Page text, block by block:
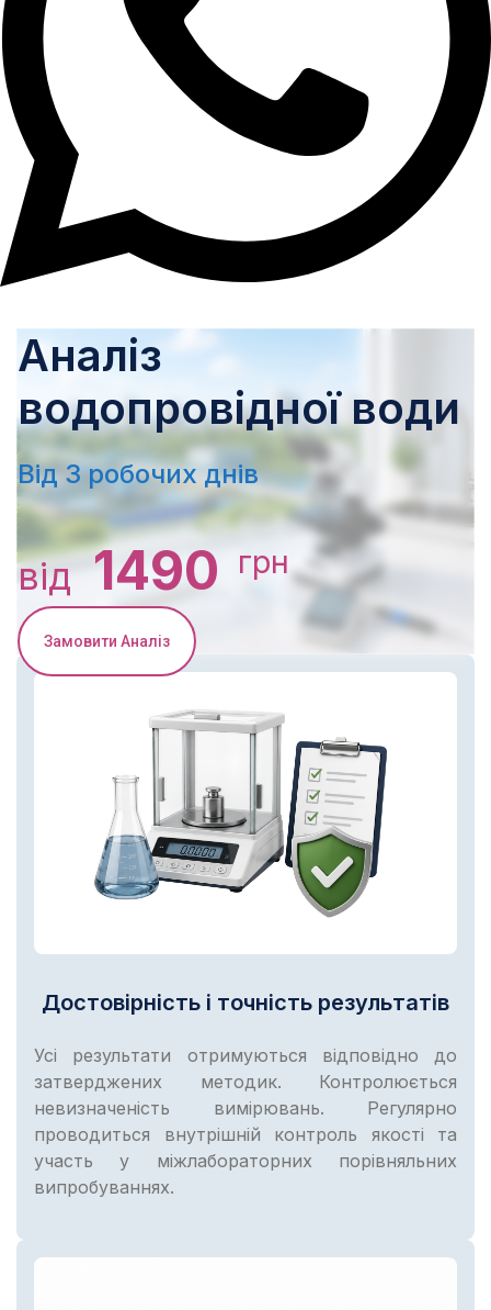
Аналіз
водопровідної води
Від 3 робочих днів
від 1490 грн
Замовити Аналіз
Достовірність і точність результатів
Усі результати отримуються відповідно до
затверджених методик. Контролюється
невизначеність вимірювань. Регулярно
проводиться внутрішній контроль якості та
участь у міжлабораторних порівняльних
випробуваннях.